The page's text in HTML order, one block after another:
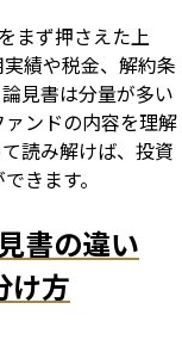
まず押さえた上
績や税金、解約条
見書は分量が多い
ンドの内容を理解
読み解けば、投資
きます。
書の違い
け方